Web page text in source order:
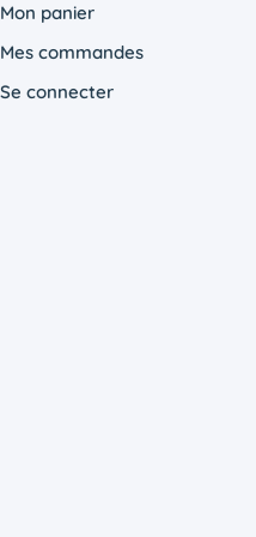
Mon panier
Mes commandes
Se connecter